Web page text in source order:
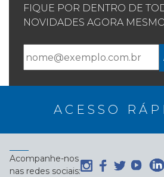
FIQUE POR DENTRO DE
NOVIDADES AGORA
ACESSO
Acompanhe-nos
nas redes sociais: